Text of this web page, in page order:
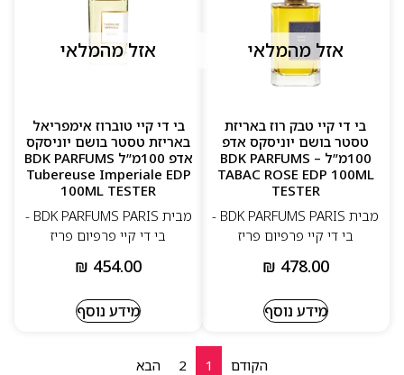
אזל מהמלאי
בי די קיי טבק רוז באריזת
טסטר בושם יוניסקס אדפ
100מ”ל – BDK PARFUMS
TABAC ROSE EDP 100ML
TESTER
מבית BDK PARFUMS PARIS -
בי די קיי פרפיום פריז
₪ 478.00
מידע נוסף
אזל מהמלאי
בי די קיי טוברוז אימפריאל
באריזת טסטר בושם יוניסקס
אדפ 100מ”ל BDK PARFUMS
Tubereuse Imperiale EDP
100ML TESTER
מבית BDK PARFUMS PARIS -
בי די קיי פרפיום פריז
₪ 454.00
מידע נוסף
הקודם 1
2 הבא